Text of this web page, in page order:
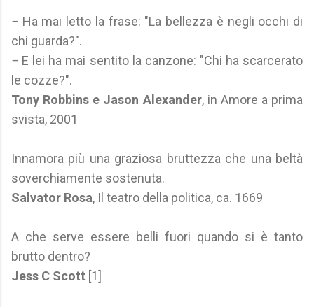
− Ha mai letto la frase: "La bellezza è negli occhi di
chi guarda?".
− E lei ha mai sentito la canzone: "Chi ha scarcerato
le cozze?".
Tony Robbins e Jason Alexander, in Amore a prima
svista, 2001
Innamora più una graziosa bruttezza che una beltà
soverchiamente sostenuta.
Salvator Rosa, Il teatro della politica, ca. 1669
A che serve essere belli fuori quando si è tanto
brutto dentro?
Jess C Scott [1]